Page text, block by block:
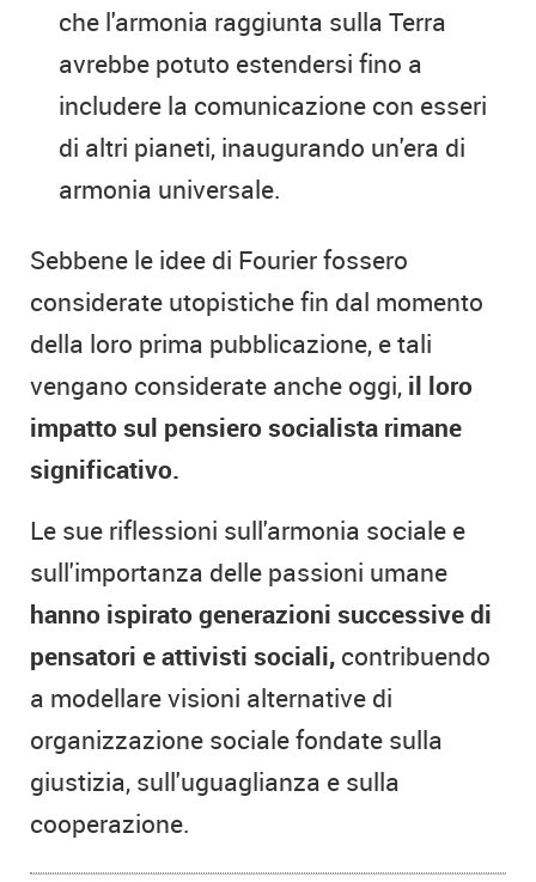
che l'armonia raggiunta sulla Terra
avrebbe potuto estendersi fino a
includere la comunicazione con esseri
di altri pianeti, inaugurando un'era di
armonia universale.
Sebbene le idee di Fourier fossero
considerate utopistiche fin dal momento
della loro prima pubblicazione, e tali
vengano considerate anche oggi, il loro
impatto sul pensiero socialista rimane
significativo.
Le sue riflessioni sull'armonia sociale e
sull'importanza delle passioni umane
hanno ispirato generazioni successive di
pensatori e attivisti sociali, contribuendo
a modellare visioni alternative di
organizzazione sociale fondate sulla
giustizia, sull'uguaglianza e sulla
cooperazione.